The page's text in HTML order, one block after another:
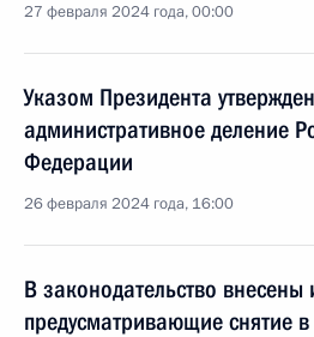
27 февраля 2024 года, 00:00
Указом Президента
административное деление
Федерации
26 февраля 2024 года, 16:00
В законодательство
предусматривающие снятие